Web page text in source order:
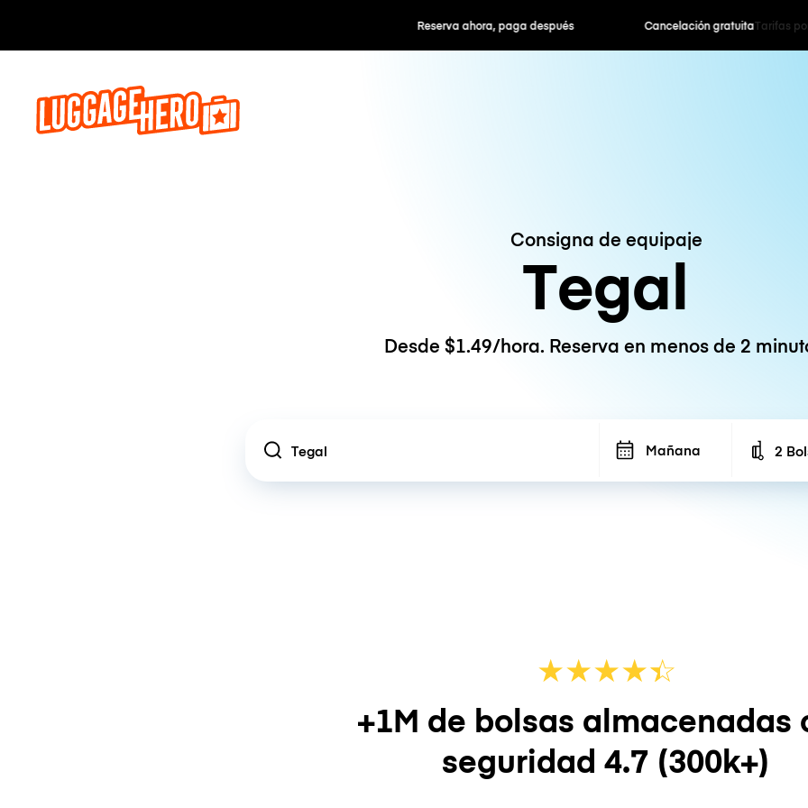
Reserva ahora, paga después Cancelación gratuita Tarifas
Consigna de equipaje
Tegal
Desde $1.49/hora. Reserva en menos de 2
Location Mañana 2
★★★★☆
★
+1M de bolsas almacenadas
seguridad 4.7 (300k+)